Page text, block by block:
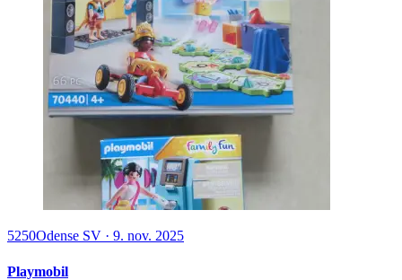
5250Odense SV · 9. nov. 2025
Playmobil